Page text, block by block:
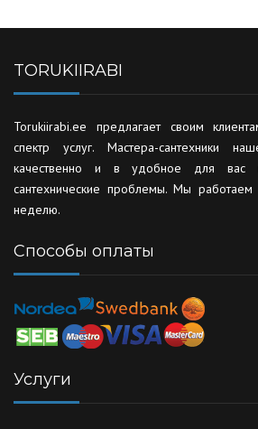
TORUKIIRABI
Torukiirabi.ee предлагает своим
спектр услуг. Мастера-сантехники
качественно и в удобное для вас
сантехнические проблемы. Мы
неделю.
Способы оплаты
Услуги